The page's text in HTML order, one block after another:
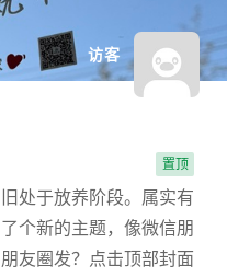
访客
置顶
处于放养阶段。属实有
个新的主题，像微信朋
友圈发？点击顶部封面